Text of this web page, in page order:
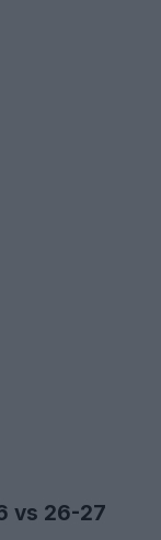
vs 26-27